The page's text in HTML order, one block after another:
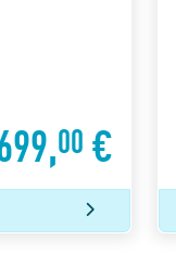
00 €